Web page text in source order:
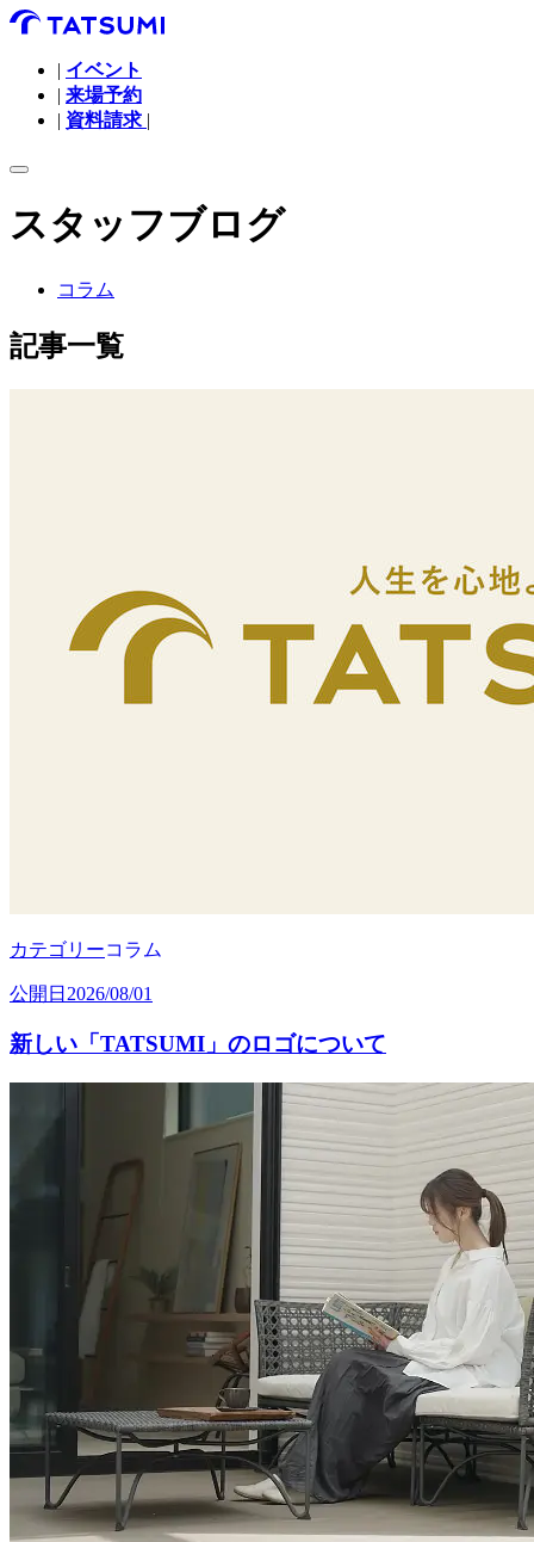
| イベント
| 来場予約
| 資料請求 |
スタッフブログ
コラム
記事一覧
カテゴリーコラム
公開日 2026/08/01
新しい「TATSUMI」のロゴについて